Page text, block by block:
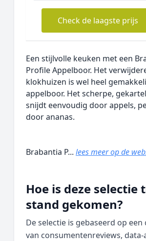
Check de laagste prijs
Een stijlvolle keuken met een
Profile Appelboor. Het
klokhuizen is wel heel
appelboor. Het scherpe,
snijdt eenvoudig door appels,
door ananas.
Brabantia P... lees meer op de
Hoe is deze selectie
stand gekomen?
De selectie is gebaseerd op
van consumentenreviews,